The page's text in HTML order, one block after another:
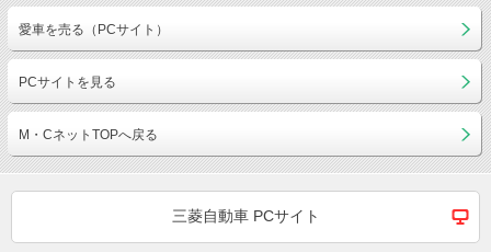
愛車を売る（PCサイト）
PCサイトを見る
M・CネットTOPへ戻る
三菱自動車 PCサイト